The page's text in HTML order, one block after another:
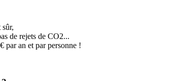
de rejets de CO2...
par an et par personne !